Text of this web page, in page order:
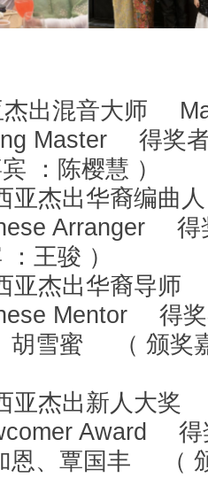
杰出混音大师
Master 得奖
：陈樱慧 ）
出华裔编曲
Arranger 得
王骏 ）
出华裔导师
Mentor 得奖
胡雪蜜 （ 颁奖
出新人大奖
Award 得
恩、覃国丰 （